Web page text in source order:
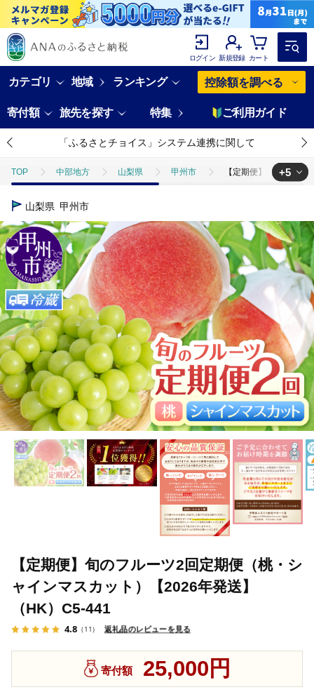
ログイン 新規登録 カート
カテゴリ 地域 ランキング 控除額を調べる
寄付額 旅先を探す 特集 ご利用ガイド
「ふるさとチョイス」システム連携に関して
TOP 中部地方 山梨県 甲州市 【定期便】旬のフル
TOP
TOP フルーツ もも 【定期便】旬のフルーツ2回定期便（
TOP フルーツ ぶどう・マスカット 【定期便】旬のフルー
TOP 定期便 【定期便】旬のフルーツ2回定期便（桃・シャイン
TOP 定期便 フルーツ(定期便) 【定期便】旬のフルーツ2回
+5
山梨県 甲州市
【定期便】旬のフルーツ2回定期便（桃・シ
ャインマスカット）【2026年発送】
（HK）C5-441
4.8 （11） 返礼品のレビューを見る
寄付額 25,000円